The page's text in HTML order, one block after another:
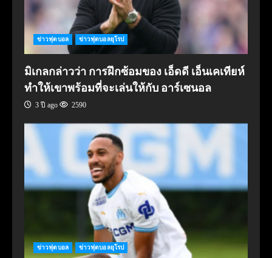
ข่าวฟุตบอล ข่าวฟุตบอลยุโรป
มิเกลกล่าวว่า การฝึกซ้อมของ เอ็ดดี เอ็นเคเทียห์
ทำให้เขาพร้อมที่จะเล่นให้กับ อาร์เซนอล
3 ปี ago 2590
ข่าวฟุตบอล ข่าวฟุตบอลยุโรป